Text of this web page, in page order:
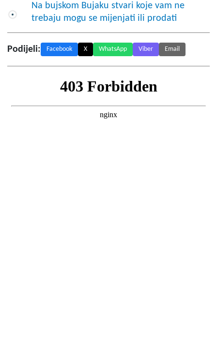
Na bujskom Bujaku stvari koje vam ne
trebaju mogu se mijenjati ili prodati
Podijeli: Facebook X WhatsApp Viber Email